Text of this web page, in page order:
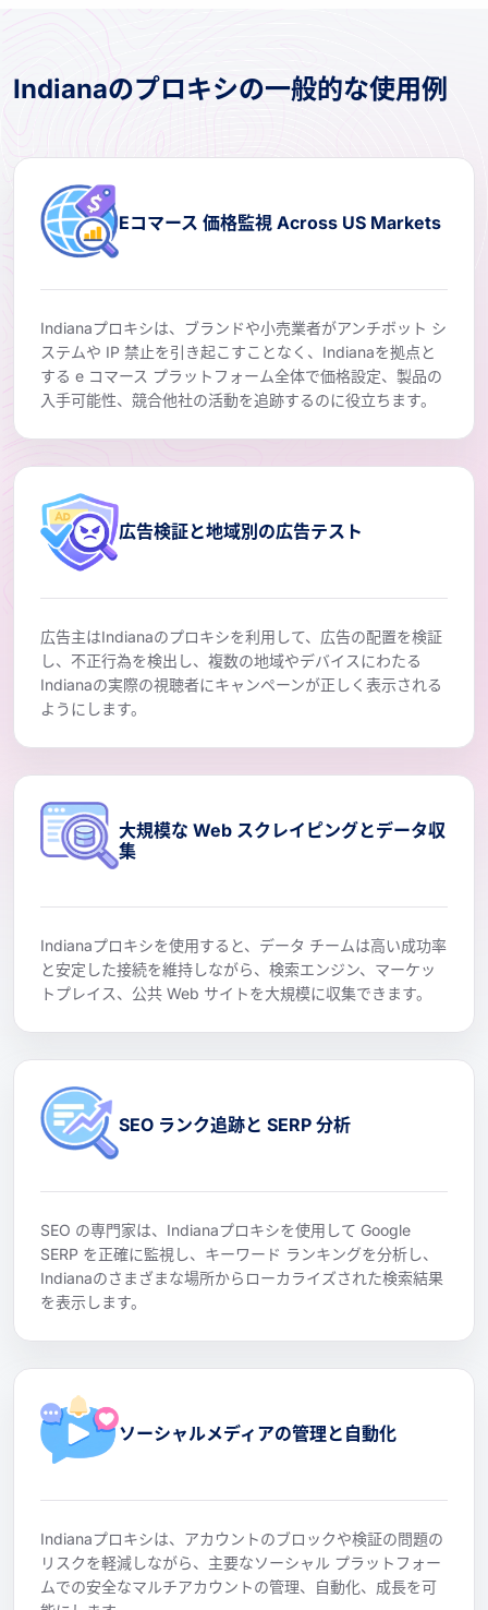
Indianaのプロキシの一般的な使用例
Eコマース 価格監視 Across US Markets
Indianaプロキシは、ブランドや小売業者がアンチボット シ
ステムや IP 禁止を引き起こすことなく、Indianaを拠点と
する e コマース プラットフォーム全体で価格設定、製品の
入手可能性、競合他社の活動を追跡するのに役立ちます。
広告検証と地域別の広告テスト
広告主はIndianaのプロキシを利用して、広告の配置を検証
し、不正行為を検出し、複数の地域やデバイスにわたる
Indianaの実際の視聴者にキャンペーンが正しく表示される
ようにします。
大規模な Web スクレイピングとデータ収
集
Indianaプロキシを使用すると、データ チームは高い成功率
と安定した接続を維持しながら、検索エンジン、マーケッ
トプレイス、公共 Web サイトを大規模に収集できます。
SEO ランク追跡と SERP 分析
SEO の専門家は、Indianaプロキシを使用して Google
SERP を正確に監視し、キーワード ランキングを分析し、
Indianaのさまざまな場所からローカライズされた検索結果
を表示します。
ソーシャルメディアの管理と自動化
Indianaプロキシは、アカウントのブロックや検証の問題の
リスクを軽減しながら、主要なソーシャル プラットフォー
ムでの安全なマルチアカウントの管理、自動化、成長を可